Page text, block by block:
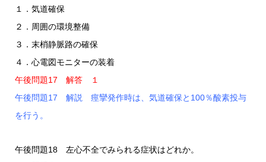
１．気道確保
２．周囲の環境整備
３．末梢静脈路の確保
４．心電図モニターの装着
午後問題17 解答 １
午後問題17 解説 痙攣発作時は、気道確保と100％酸素投与
を行う。
午後問題18 左心不全でみられる症状はどれか。